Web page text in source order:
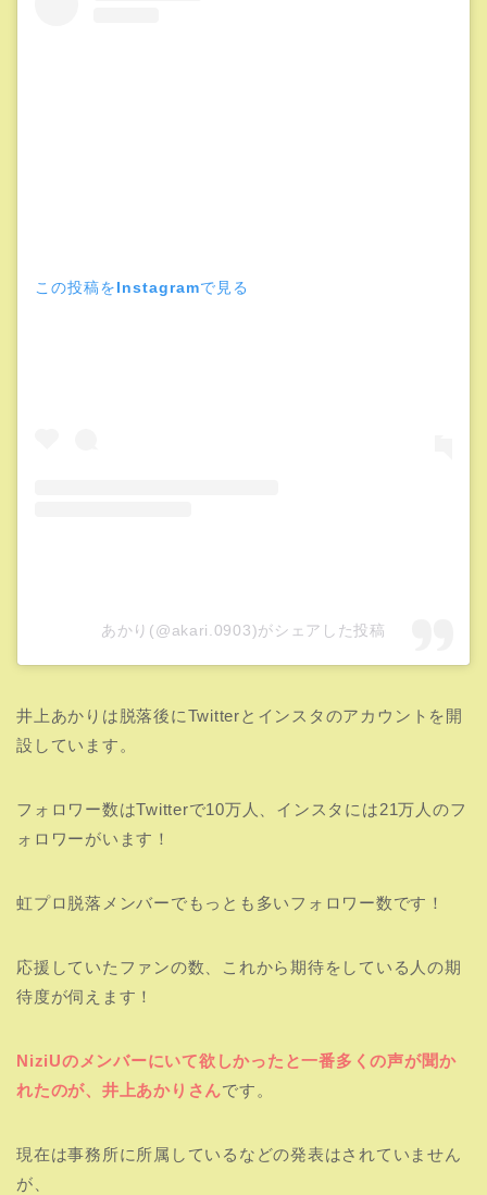
この投稿をInstagramで見る
あかり(@akari.0903)がシェアした投稿
井上あかりは脱落後にTwitterとインスタのアカウントを開
設しています。
フォロワー数はTwitterで10万人、インスタには21万人のフ
ォロワーがいます！
虹プロ脱落メンバーでもっとも多いフォロワー数です！
応援していたファンの数、これから期待をしている人の期
待度が伺えます！
NiziUのメンバーにいて欲しかったと一番多くの声が聞か
れたのが、井上あかりさんです。
現在は事務所に所属しているなどの発表はされていません
が、